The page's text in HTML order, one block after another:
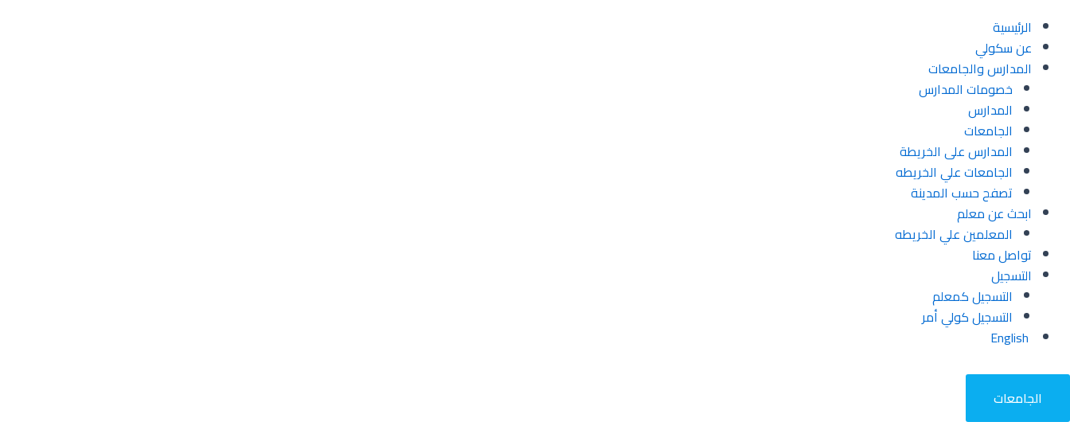
الرئيسية
عن سكولي
المدارس والجامعات
خصومات المدارس
المدارس
الجامعات
المدارس على الخريطة
الجامعات علي الخريطه
تصفح حسب المدينة
ابحث عن معلم
المعلمين علي الخريطه
تواصل معنا
التسجيل
التسجيل كمعلم
التسجيل كولي أمر
English
الجامعات